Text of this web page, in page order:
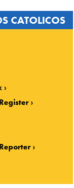
CATOLICOS